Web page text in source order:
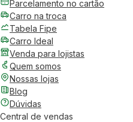
Parcelamento no cartão
Carro na troca
Tabela Fipe
Carro Ideal
Venda para lojistas
Quem somos
Nossas lojas
Blog
Dúvidas
Central de vendas